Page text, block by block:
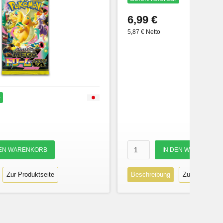
Zur Produktseite
6,99 €
5,87 € Netto
Beschreibung Zur